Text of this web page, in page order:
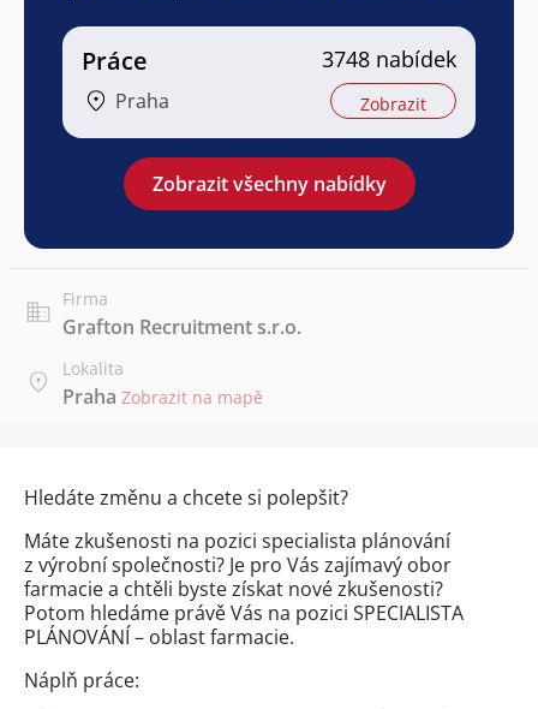
Práce
Praha
3748 nabídek
Zobrazit
Zobrazit všechny nabídky
Firma
Grafton Recruitment s.r.o.
Lokalita
Praha Zobrazit na mapě
Hledáte změnu a chcete si polepšit?
Máte zkušenosti na pozici specialista plánování
z výrobní společnosti? Je pro Vás zajímavý obor
farmacie a chtěli byste získat nové zkušenosti?
Potom hledáme právě Vás na pozici SPECIALISTA
PLÁNOVÁNÍ – oblast farmacie.
Náplň práce: